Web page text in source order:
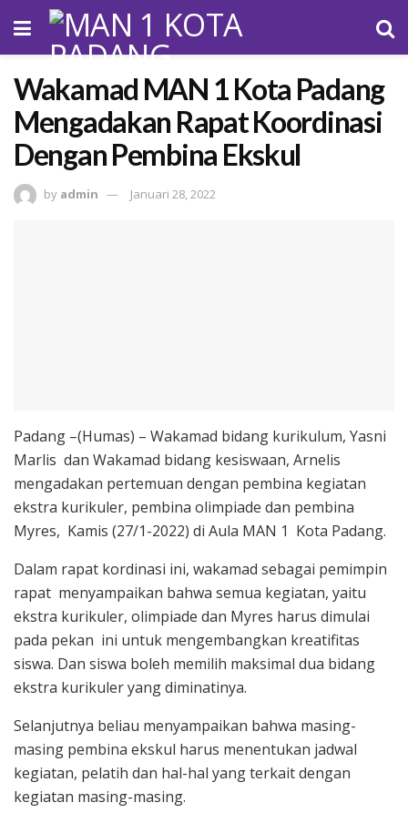
Wakamad MAN 1 Kota Padang
Mengadakan Rapat Koordinasi
Dengan Pembina Ekskul
by admin Januari 28, 2022
Padang –(Humas) – Wakamad bidang kurikulum, Yasni
Marlis dan Wakamad bidang kesiswaan, Arnelis
mengadakan pertemuan dengan pembina kegiatan
ekstra kurikuler, pembina olimpiade dan pembina
Myres, Kamis (27/1-2022) di Aula MAN 1 Kota Padang.
Dalam rapat kordinasi ini, wakamad sebagai pemimpin
rapat menyampaikan bahwa semua kegiatan, yaitu
ekstra kurikuler, olimpiade dan Myres harus dimulai
pada pekan ini untuk mengembangkan kreatifitas
siswa. Dan siswa boleh memilih maksimal dua bidang
ekstra kurikuler yang diminatinya.
Selanjutnya beliau menyampaikan bahwa masing-
masing pembina ekskul harus menentukan jadwal
kegiatan, pelatih dan hal-hal yang terkait dengan
kegiatan masing-masing.